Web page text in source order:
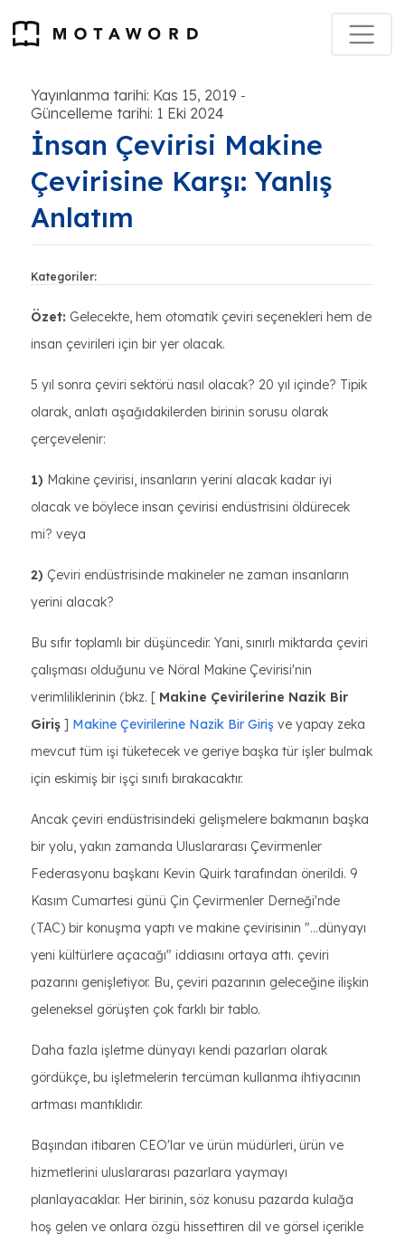
Yayınlanma tarihi: Kas 15, 2019 -
Güncelleme tarihi: 1 Eki 2024
İnsan Çevirisi Makine
Çevirisine Karşı: Yanlış
Anlatım
Kategoriler:
Özet: Gelecekte, hem otomatik çeviri seçenekleri hem de
insan çevirileri için bir yer olacak.
5 yıl sonra çeviri sektörü nasıl olacak? 20 yıl içinde? Tipik
olarak, anlatı aşağıdakilerden birinin sorusu olarak
çerçevelenir:
1) Makine çevirisi, insanların yerini alacak kadar iyi
olacak ve böylece insan çevirisi endüstrisini öldürecek
mi? veya
2) Çeviri endüstrisinde makineler ne zaman insanların
yerini alacak?
Bu sıfır toplamlı bir düşüncedir. Yani, sınırlı miktarda çeviri
çalışması olduğunu ve Nöral Makine Çevirisi'nin
verimliliklerinin (bkz. [ Makine Çevirilerine Nazik Bir
Giriş ] Makine Çevirilerine Nazik Bir Giriş ve yapay zeka
mevcut tüm işi tüketecek ve geriye başka tür işler bulmak
için eskimiş bir işçi sınıfı bırakacaktır.
Ancak çeviri endüstrisindeki gelişmelere bakmanın başka
bir yolu, yakın zamanda Uluslararası Çevirmenler
Federasyonu başkanı Kevin Quirk tarafından önerildi. 9
Kasım Cumartesi günü Çin Çevirmenler Derneği'nde
(TAC) bir konuşma yaptı ve makine çevirisinin "...dünyayı
yeni kültürlere açacağı" iddiasını ortaya attı. çeviri
pazarını genişletiyor. Bu, çeviri pazarının geleceğine ilişkin
geleneksel görüşten çok farklı bir tablo.
Daha fazla işletme dünyayı kendi pazarları olarak
gördükçe, bu işletmelerin tercüman kullanma ihtiyacının
artması mantıklıdır.
Başından itibaren CEO'lar ve ürün müdürleri, ürün ve
hizmetlerini uluslararası pazarlara yaymayı
planlayacaklar. Her birinin, söz konusu pazarda kulağa
hoş gelen ve onlara özgü hissettiren dil ve görsel içerikle